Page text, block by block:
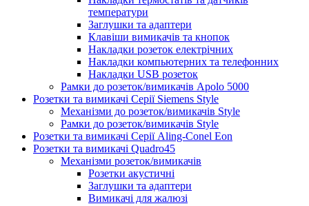
температури
Заглушки та адаптери
Клавіши вимикачів та кнопок
Накладки розеток електрічних
Накладки компьютерних та телефонних
Накладки USB розеток
Рамки до розеток/вимикачів Apolo 5000
Розетки та вимикачі Серії Siemens Style
Механізми до розеток/вимикачів Style
Рамки до розеток/вимикачів Style
Розетки та вимикачі Серії Aling-Conel Eon
Розетки та вимикачі Quadro45
Механізми розеток/вимикачів
Розетки акустичні
Заглушки та адаптери
Вимикачі для жалюзі